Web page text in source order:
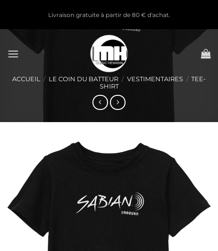
contenu
Livraison gratuite à partir de 80 € d'achat.
ACCUEIL / LE COIN DU BATTEUR / VESTIMENTAIRES / TEE-
SHIRT